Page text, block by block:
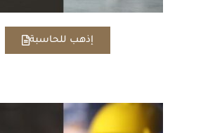
إذهب للحاسبة